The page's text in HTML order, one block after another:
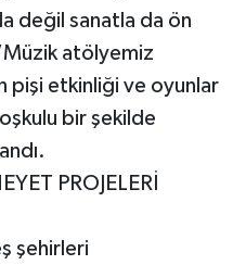
değil sanatla da ön
atölyemiz
pişi etkinliği ve oyunlar
bir şekilde
PROJELERİ
şehirleri